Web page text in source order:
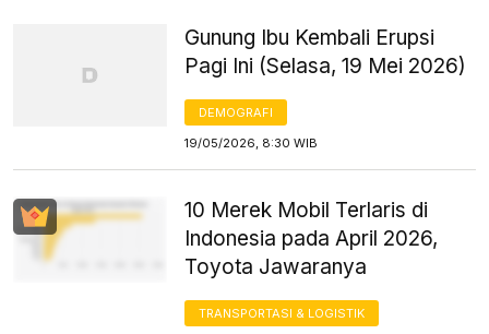
Gunung Ibu Kembali Erupsi
Pagi Ini (Selasa, 19 Mei 2026)
DEMOGRAFI
19/05/2026, 8:30 WIB
10 Merek Mobil Terlaris di
Indonesia pada April 2026,
Toyota Jawaranya
TRANSPORTASI & LOGISTIK